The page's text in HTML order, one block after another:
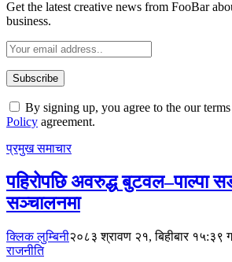
Get the latest creative news from FooBar
business.
By signing up, you agree to the our
Policy agreement.
प्रमुख समाचार
पहिरोपछि अवरुद्ध बुटवल–पाल्पा
सञ्चालनमा
क्लिक लुम्बिनी२०८३ श्रावण २१, बिहीबार १५:३९
राजनीति